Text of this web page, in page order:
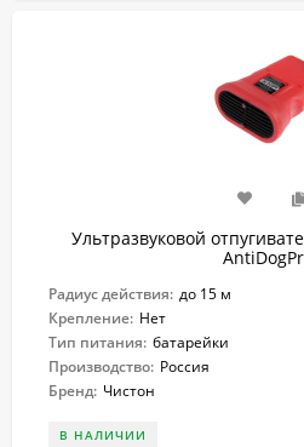
Ультразвуковой
Радиус действия: до 15 м
Крепление: Нет
Тип питания: батарейки
Производство: Россия
Бренд: Чистон
В НАЛИЧИИ